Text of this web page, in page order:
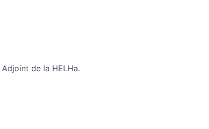
de la HELHa.